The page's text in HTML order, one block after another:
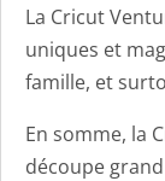
La Cricut
uniques et
famille, et
En somme, la
découpe